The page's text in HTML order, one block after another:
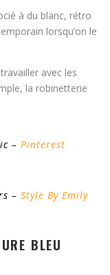
à du blanc, rétro
lorsqu’on le
avec les
la robinetterie
– Pinterest
– Style By Emily
BLEU